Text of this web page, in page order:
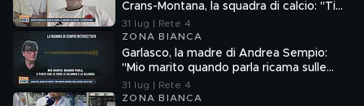
Crans-Montana, la squadra di calcio: "Ti
aspettiamo"
31 lug | Rete 4
ZONA BIANCA
Garlasco, la madre di Andrea Sempio:
"Mio marito quando parla ricama sulle
cose"
31 lug | Rete 4
ZONA BIANCA